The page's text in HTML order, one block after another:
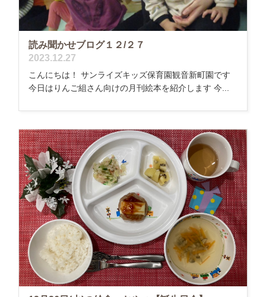
読み聞かせブログ１２/２７
2023.12.27
こんにちは！ サンライズキッズ保育園観音新町園です
今日はりんご組さん向けの月刊絵本を紹介します 今...